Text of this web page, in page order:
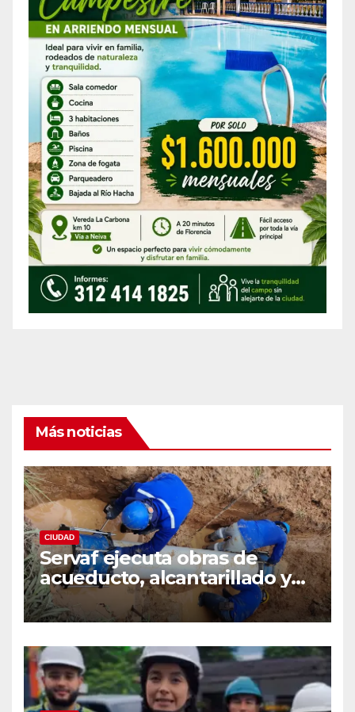
Más noticias
CIUDAD
Servaf ejecuta obras de
acueducto, alcantarillado y
recuperación vial en varios
sectores de Florencia.